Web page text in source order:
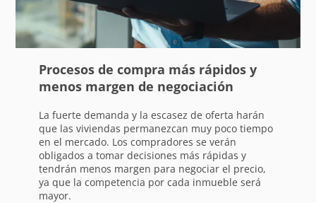
Procesos de compra más rápidos y
menos margen de negociación
La fuerte demanda y la escasez de oferta harán
que las viviendas permanezcan muy poco tiempo
en el mercado. Los compradores se verán
obligados a tomar decisiones más rápidas y
tendrán menos margen para negociar el precio,
ya que la competencia por cada inmueble será
mayor.